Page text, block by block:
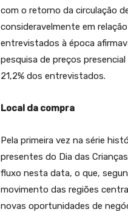
com o retorno da circulação
consideravelmente em
entrevistados à época
pesquisa de preços
21,2% dos entrevistados.
Local da compra
Pela primeira vez na série
presentes do Dia das
fluxo nesta data, o que,
movimento das regiões
novas oportunidades de